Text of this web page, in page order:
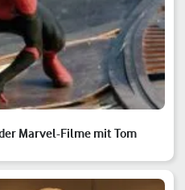
Marvel-Filme mit Tom